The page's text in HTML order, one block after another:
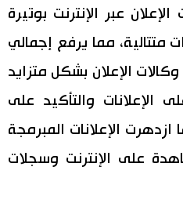
عبر الإنترنت بوتيرة
مما يرفع إجمالي
الإعلان بشكل متزايد
الإعلانات والتأكيد على
ازدهرت الإعلانات المبرمجة
على الإنترنت وسجلات